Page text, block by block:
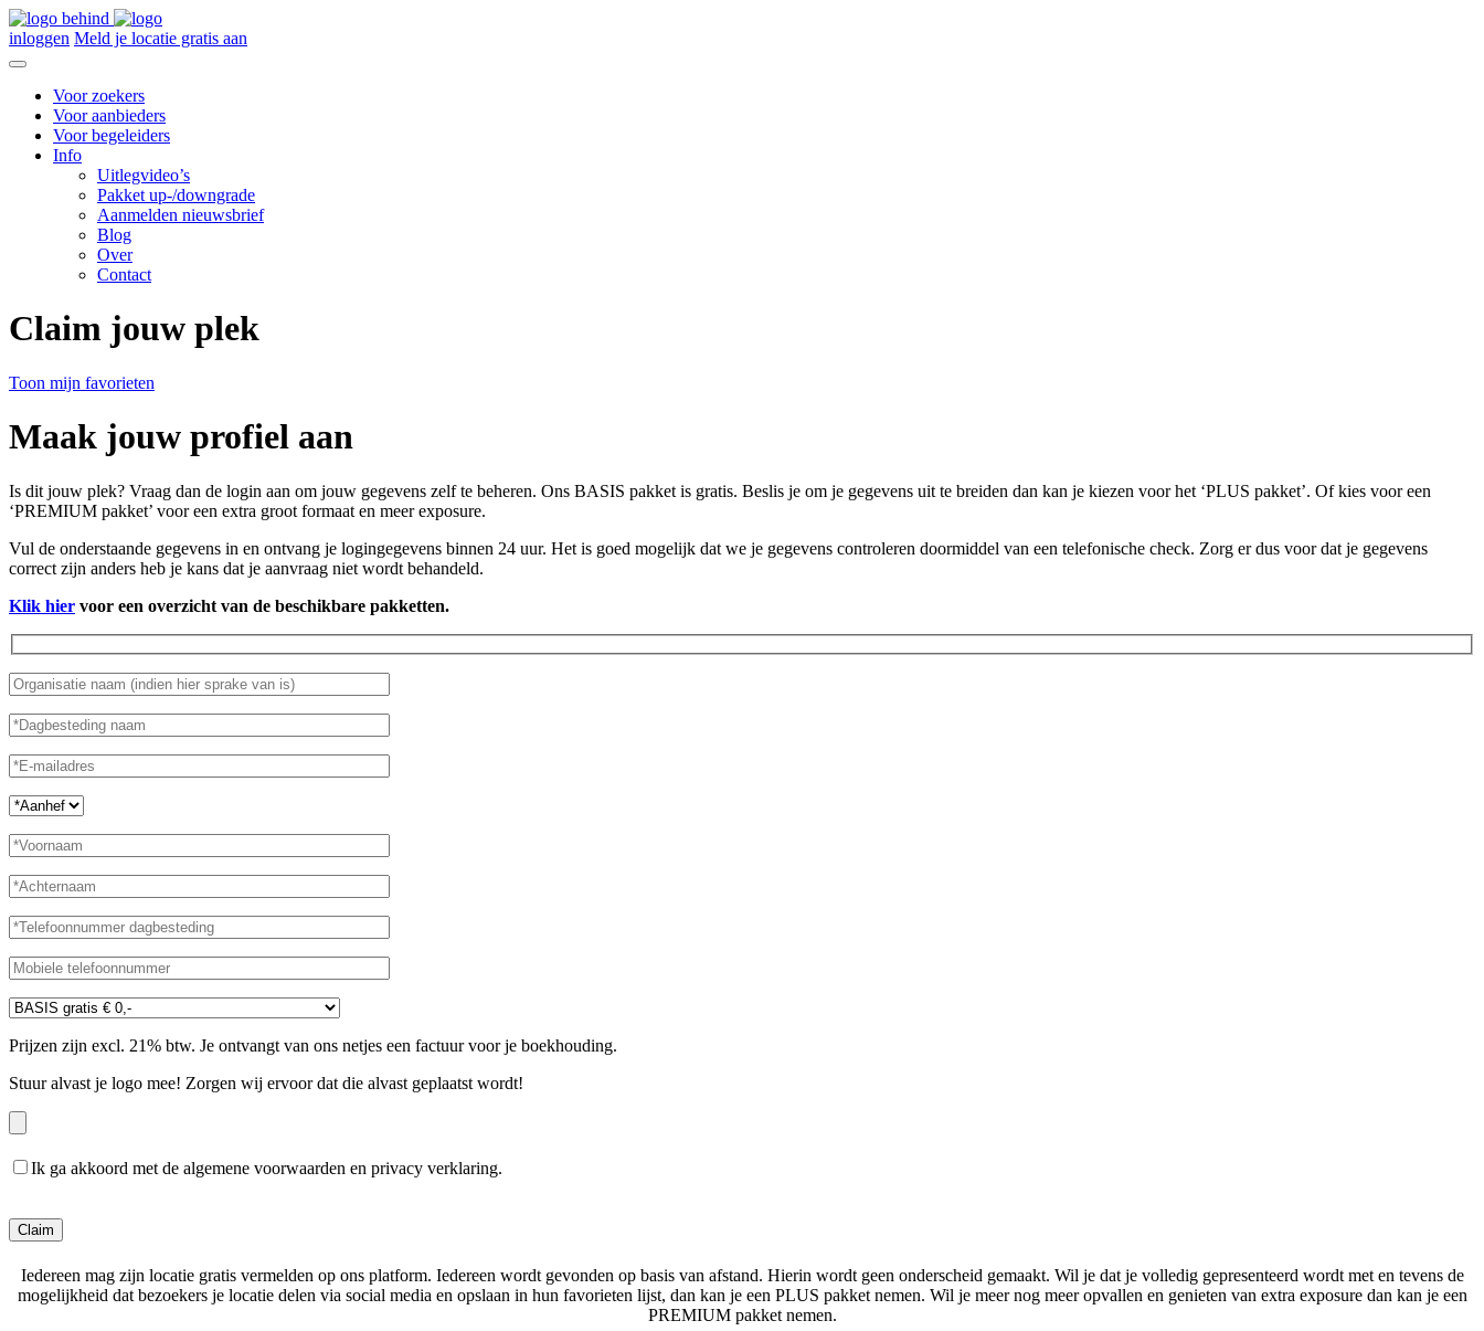
inloggen Meld je locatie gratis aan
Voor zoekers
Voor aanbieders
Voor begeleiders
Info
Uitlegvideo’s
Pakket up-/downgrade
Aanmelden nieuwsbrief
Blog
Over
Contact
Claim jouw plek
Toon mijn favorieten
Maak jouw profiel aan
Is dit jouw plek? Vraag dan de login aan om jouw gegevens zelf te beheren. Ons BASIS pakket is gratis. Beslis je om je gegevens uit te breiden dan kan je kiezen voor het ‘PLUS pakket’. Of kies voor een
‘PREMIUM pakket’ voor een extra groot formaat en meer exposure.
Vul de onderstaande gegevens in en ontvang je logingegevens binnen 24 uur. Het is goed mogelijk dat we je gegevens controleren doormiddel van een telefonische check. Zorg er dus voor dat je gegevens
correct zijn anders heb je kans dat je aanvraag niet wordt behandeld.
Klik hier voor een overzicht van de beschikbare pakketten.
Prijzen zijn excl. 21% btw. Je ontvangt van ons netjes een factuur voor je boekhouding.
Stuur alvast je logo mee! Zorgen wij ervoor dat die alvast geplaatst wordt!
Ik ga akkoord met de algemene voorwaarden en privacy verklaring.
Iedereen mag zijn locatie gratis vermelden op ons platform. Iedereen wordt gevonden op basis van afstand. Hierin wordt geen onderscheid gemaakt. Wil je dat je volledig gepresenteerd wordt met en tevens de
mogelijkheid dat bezoekers je locatie delen via social media en opslaan in hun favorieten lijst, dan kan je een PLUS pakket nemen. Wil je meer nog meer opvallen en genieten van extra exposure dan kan je een
PREMIUM pakket nemen.